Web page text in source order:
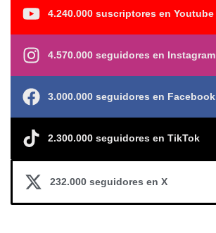
4.240.000 suscriptores en Youtube
4.570.000 seguidores en Instagram
3.000.000 seguidores en Facebook
2.300.000 seguidores en TikTok
232.000 seguidores en X